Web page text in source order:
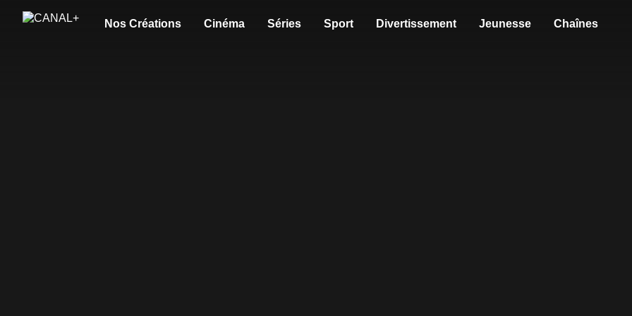
Nos Créations Cinéma Séries Sport Divertissement Jeunesse Chaînes